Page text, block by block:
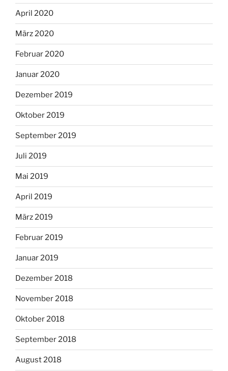
April 2020
März 2020
Februar 2020
Januar 2020
Dezember 2019
Oktober 2019
September 2019
Juli 2019
Mai 2019
April 2019
März 2019
Februar 2019
Januar 2019
Dezember 2018
November 2018
Oktober 2018
September 2018
August 2018